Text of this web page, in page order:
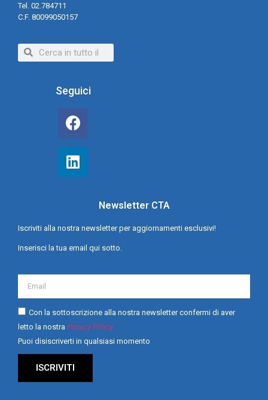
Tel. 02.784711
C.F. 80099050157
Seguici
Newsletter CTA
Iscriviti alla nostra newsletter per aggiornamenti esclusivi!
Inserisci la tua email qui sotto.
Con la sottoscrizione alla nostra newsletter confermi di aver
letto la nostra Privacy Policy
Puoi disiscriverti in qualsiasi momento
ISCRIVITI